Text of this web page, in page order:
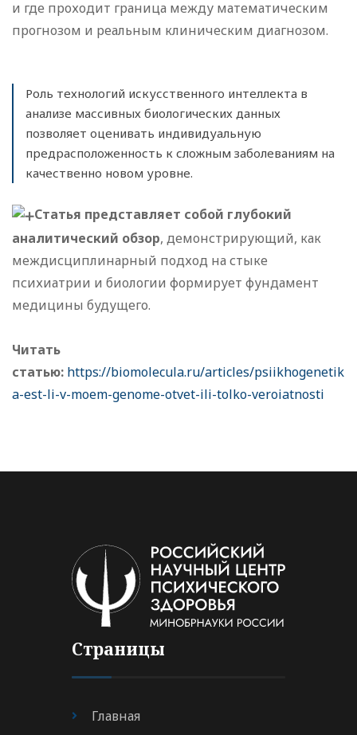
и где проходит граница между математическим
прогнозом и реальным клиническим диагнозом.
Роль технологий искусственного интеллекта в
анализе массивных биологических данных
позволяет оценивать индивидуальную
предрасположенность к сложным заболеваниям на
качественно новом уровне.
Статья представляет собой глубокий
аналитический обзор, демонстрирующий, как
междисциплинарный подход на стыке
психиатрии и биологии формирует фундамент
медицины будущего.
Читать
статью: https://biomolecula.ru/articles/psiikhogenetik
a-est-li-v-moem-genome-otvet-ili-tolko-veroiatnosti
Страницы
Главная